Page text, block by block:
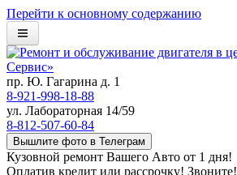
Перейти к основному содержанию
Главная
О компании
Работы
Статьи
пр. Ю. Гагарина д. 1
8-921-998-18-88
ул. Лабораторная 14/59
8-812-507-60-84
Вышлите фото в Телеграм
Кузовной ремонт Вашего Авто от 1 дня!
Оплатив кредит или рассрочку! Звоните!